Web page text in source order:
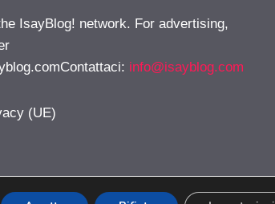
IsayBlog! network. For advertising,
: info@isayblog.com
(UE)